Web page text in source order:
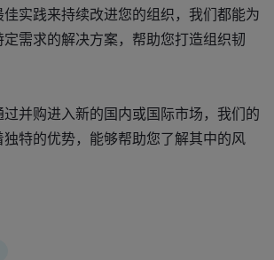
实践来持续改进您的组织，我们都能为
需求的解决方案，帮助您打造组织韧
并购进入新的国内或国际市场，我们的
特的优势，能够帮助您了解其中的风